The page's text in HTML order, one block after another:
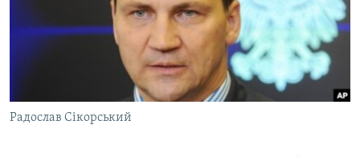
ВІДЕОУРОКИ «ELIFBE»
СВІДЧЕННЯ ОКУПАЦІЇ
УКРАЇНСЬКА ПРОБЛЕМА КРИМУ
ІНФОГРАФІКА
ЯК ОБІЙТИ БЛОКУВАННЯ
ДОЛУЧАЙСЯ!
Радослав Сікорський